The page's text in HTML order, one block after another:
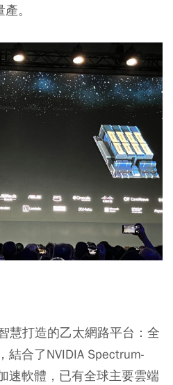
。
慧打造的乙太網路平台：全
結合了NVIDIA Spectrum-
速軟體，已有全球主要雲端